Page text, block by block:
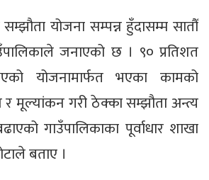
योजना सम्पन्न हुँदासम्म सातौँ
जनाएको छ । ९० प्रतिशत
योजनामार्फत भएका कामको
र मूल्यांकन गरी ठेक्का सम्झौता अन्त्य
गाउँपालिकाका पूर्वाधार शाखा
बताए ।